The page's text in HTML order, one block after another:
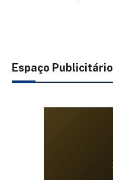
Espaço Publicitário